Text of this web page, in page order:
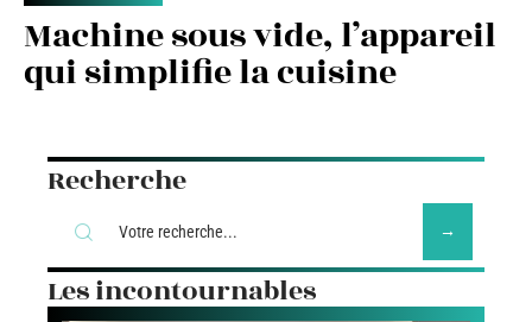
Machine sous vide, l’appareil
qui simplifie la cuisine
Recherche
Les incontournables